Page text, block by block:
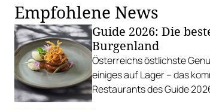
Empfohlene News
Guide 2026: Die
Burgenland
Österreichs östlichste
einiges auf Lager – das
Restaurants des Guide